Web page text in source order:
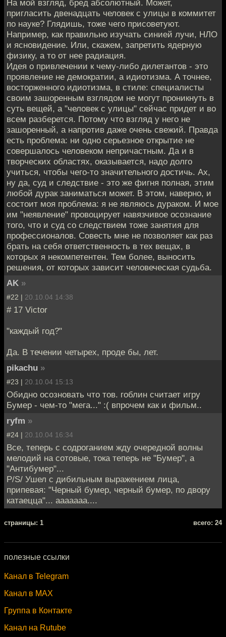
На мой взгляд, бред абсолютный. Может,
пригласить двенадцать человек с улицы в коммитет
по науке? Глядишь, тоже чего присоветуют.
Например, как правильно изучать синией лучи, НЛО
и ясновидение. Или, скажем, запретить ядерную
физику, а то от нее радиация.
Идея о привлечении к чему-либо дилетантов - это
проявление не демократии, а идиотизма. А точнее,
восторженного идиотизма, в стиле: специалисты
своим зашоренным взглядом не могут проникнуть в
суть вещей, а "человек с улицы" сейчас придет и во
всем разберется. Потому что взгляд у него не
зашоренный, а напротив даже очень свежий. Правда
есть проблема: ни одно серьезное открытие не
совершалось человеком непричастным. Да и в
творческих областях, оказывается, надо долго
учиться, чтобы чего-то значительного достичь. Ах,
ну да, суд и следствие - это же фигня полная, этим
любой дурак заниматься может. В этом, наверно, и
состоит моя проблема: я не являюсь дураком. И мое
им "неявление" провоцирует навязчивое осознание
того, что и суд со следствием тоже занятия для
профессионалов. Совесть мне не позволяет как раз
брать на себя ответственность в тех вещах, в
которых я некомпетентен. Тем более, выносить
решения, от которых зависит человеческая судьба.
AK »
#22 | 20.10.04 14:38
# 17 Victor
"каждый год?"
Да. В течении четырех, проде бы, лет.
pikachu »
#23 | 20.10.04 15:13
Обидно осозновать что тов. гоблин считает игру
Бумер - чем-то "мега..." :( впрочем как и фильм..
ryfm »
#24 | 20.10.04 16:34
Все, теперь с содроганием жду очередной волны
мелодий на сотовые, тока теперь не "Бумер", а
"Антибумер"...
P/S/ Ушел с дибильным выражением лица,
припевая: "Черный бумер, черный бумер, по двору
катаецца"... ааааааа....
cтраницы: 1 всего: 24
полезные ссылки
Канал в Telegram
Канал в MAX
Группа в Контакте
Канал на Rutube